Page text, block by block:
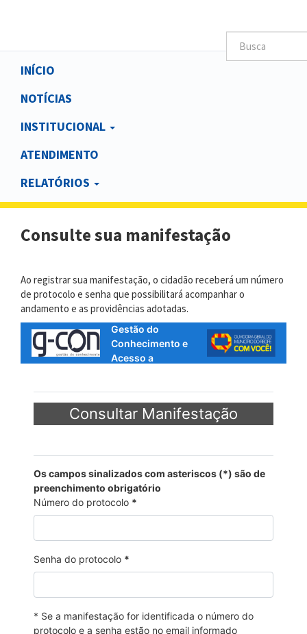
Main
navigation
INÍCIO
NOTÍCIAS
INSTITUCIONAL
ATENDIMENTO
RELATÓRIOS
Consulte sua manifestação
Ao registrar sua manifestação, o cidadão receberá um número
de protocolo e senha que possibilitará acompanhar o
andamento e as providências adotadas.